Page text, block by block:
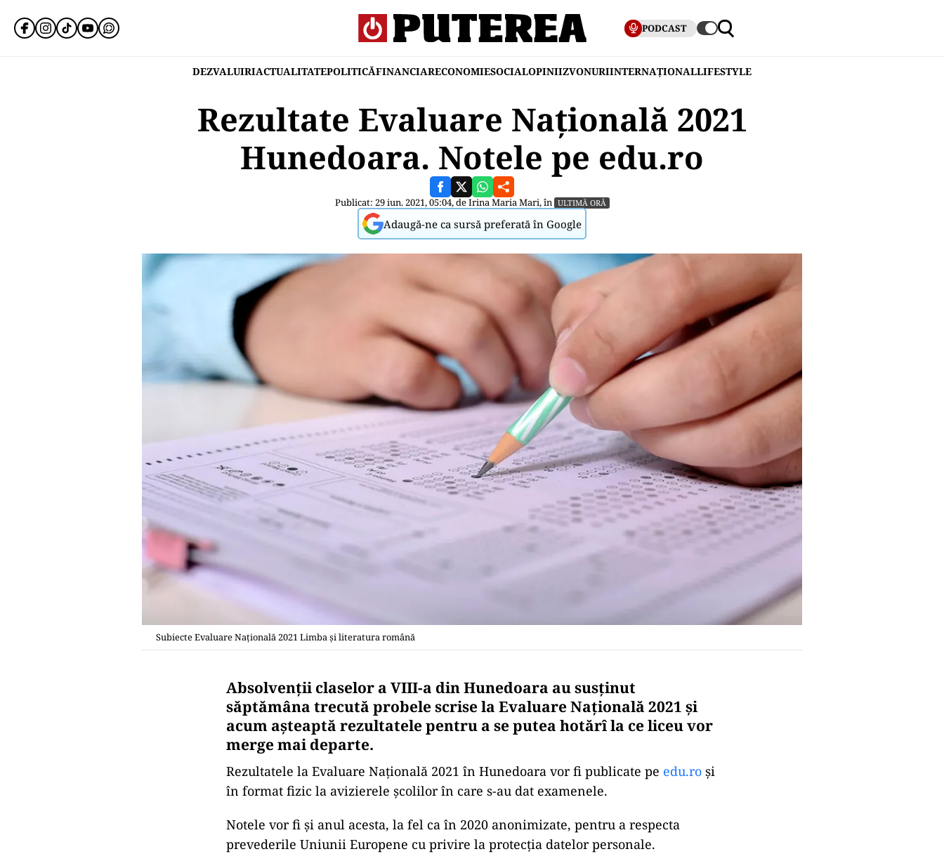
PODCAST
DEZVALUIRIACTUALITATEPOLITICĂFINANCIARECONOMIESOCIALOPINIIZVONURIINTERNAȚIONALLIFESTYLE
Rezultate Evaluare Națională 2021
Hunedoara. Notele pe edu.ro
Publicat: 29 iun. 2021, 05:04, deIrina Maria Mari, în ULTIMĂ ORĂ
Adaugă-ne ca sursă preferată în Google
Subiecte Evaluare Națională 2021 Limba și literatura română
Absolvenții claselor a VIII-a din Hunedoara au susținut
săptămâna trecută probele scrise la Evaluare Națională 2021 și
acum așteaptă rezultatele pentru a se putea hotărî la ce liceu vor
merge mai departe.
Rezultatele la Evaluare Națională 2021 în Hunedoara vor fi publicate pe edu.ro și
în format fizic la avizierele școlilor în care s-au dat examenele.
Notele vor fi și anul acesta, la fel ca în 2020 anonimizate, pentru a respecta
prevederile Uniunii Europene cu privire la protecția datelor personale.